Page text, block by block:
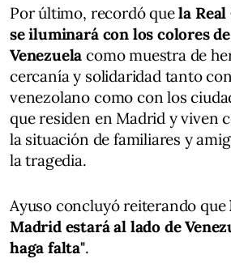
Por último, recordó quela Real
se iluminará con los colores
Venezuela como muestra de
cercanía y solidaridad tanto
venezolano como con los
que residen en Madrid y viven
la situación de familiares y
la tragedia.
Ayuso concluyó reiterando que
Madrid estará al lado de
haga falta".